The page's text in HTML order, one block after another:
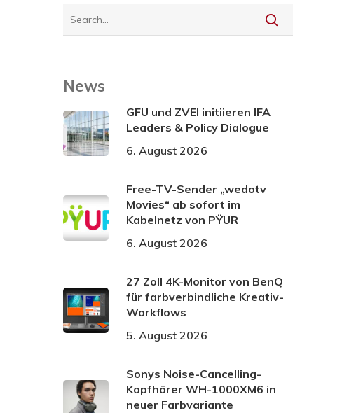
News
GFU und ZVEI initiieren IFA
Leaders & Policy Dialogue
6. August 2026
Free-TV-Sender „wedotv
Movies“ ab sofort im
Kabelnetz von PŸUR
6. August 2026
27 Zoll 4K-Monitor von BenQ
für farbverbindliche Kreativ-
Workflows
5. August 2026
Sonys Noise-Cancelling-
Kopfhörer WH-1000XM6 in
neuer Farbvariante